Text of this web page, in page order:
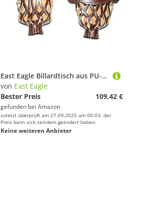
East Eagle Billardtisch aus PU-Leder mit Taschen, Diamantmuster, inklusive Taschen, Schrauben (Kirsche)
von East Eagle
Bester Preis
109,42 €
gefunden bei Amazon
zuletzt überprüft am 27.09.2025 um 00:03; der
Preis kann sich seitdem geändert haben.
Keine weiteren Anbieter